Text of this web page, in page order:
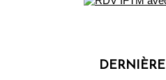
DERNIÈRE